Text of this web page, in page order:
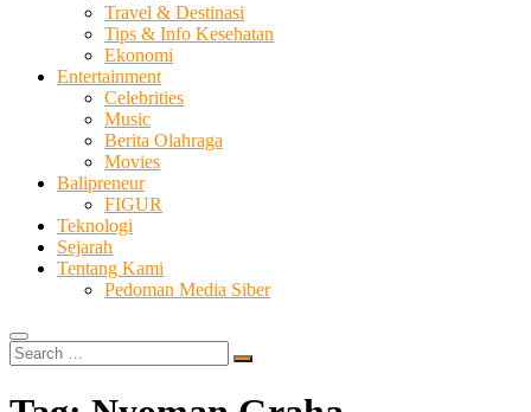
Travel & Destinasi
Tips & Info Kesehatan
Ekonomi
Entertainment
Celebrities
Music
Berita Olahraga
Movies
Balipreneur
FIGUR
Teknologi
Sejarah
Tentang Kami
Pedoman Media Siber
Search
…